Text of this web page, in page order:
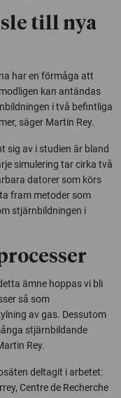
till nya
har en förmåga att
kan antändas
i två befintliga
säger Martin Rey.
sig av i studien är bland
simulering tar cirka två
datorer som körs
fram metoder som
stjärnbildningen i
ämne hoppas vi bli
så som
av gas. Dessutom
stjärnbildande
Rey.
deltagit i arbetet:
Centre de Recherche